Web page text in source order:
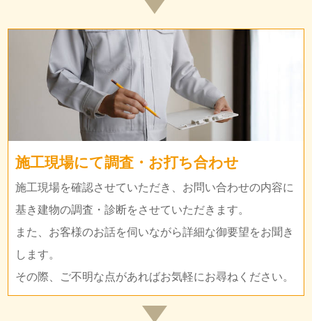
施工現場にて調査・お打ち合わせ
施工現場を確認させていただき、お問い合わせの内容に
基き建物の調査・診断をさせていただきます。
また、お客様のお話を伺いながら詳細な御要望をお聞き
します。
その際、ご不明な点があればお気軽にお尋ねください。